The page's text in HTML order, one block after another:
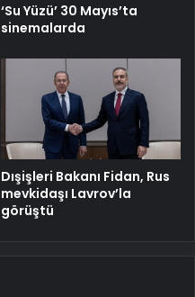
‘Su Yüzü’ 30 Mayıs’ta
sinemalarda
Dışişleri Bakanı Fidan, Rus
mevkidaşı Lavrov’la
görüştü